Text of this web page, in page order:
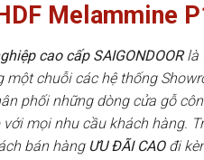
Melammine
cao cấp SAIGONDOORlà
một chuỗi các hệ thống
phối những dòng cửa gỗ
mọi nhu cầu khách hàng.
bán hàng ƯU ĐÃI CAO đi